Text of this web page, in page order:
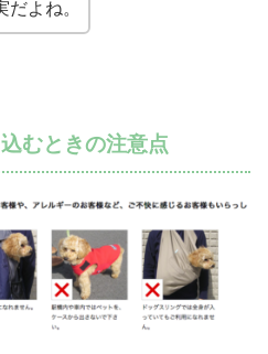
よね。
むときの注意点